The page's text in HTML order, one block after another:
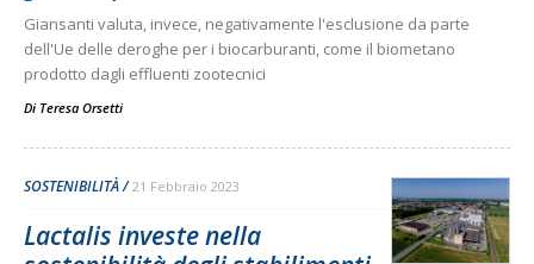
Giansanti valuta, invece, negativamente l'esclusione da parte
dell'Ue delle deroghe per i biocarburanti, come il biometano
prodotto dagli effluenti zootecnici
Di Teresa Orsetti
SOSTENIBILITÀ 21 Febbraio 2023
Lactalis investe nella